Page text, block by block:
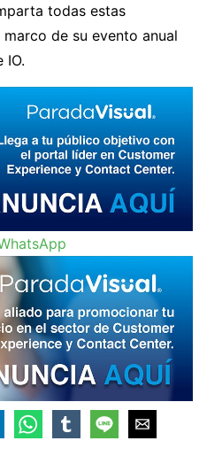
todas estas
de su evento anual
IO.